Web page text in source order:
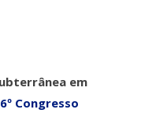
em
6º Congresso